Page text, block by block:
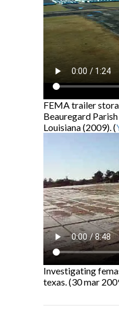
FEMA trailer
Beauregard
Louisiana (2009). (
Investigating
texas. (30 mar